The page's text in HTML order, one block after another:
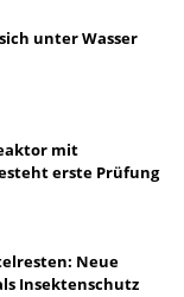
unter Wasser
mit
erste Prüfung
Neue
Insektenschutz